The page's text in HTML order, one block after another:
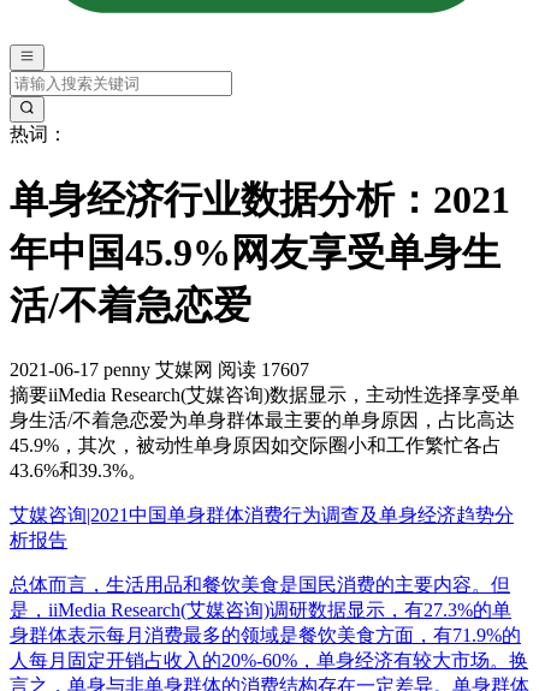
热词：
单身经济行业数据分析：2021
年中国45.9%网友享受单身生
活/不着急恋爱
2021-06-17 penny 艾媒网 阅读 17607
摘要iiMedia Research(艾媒咨询)数据显示，主动性选择享受单
身生活/不着急恋爱为单身群体最主要的单身原因，占比高达
45.9%，其次，被动性单身原因如交际圈小和工作繁忙各占
43.6%和39.3%。
艾媒咨询|2021中国单身群体消费行为调查及单身经济趋势分
析报告
总体而言，生活用品和餐饮美食是国民消费的主要内容。但
是，iiMedia Research(艾媒咨询)调研数据显示，有27.3%的单
身群体表示每月消费最多的领域是餐饮美食方面，有71.9%的
人每月固定开销占收入的20%-60%，单身经济有较大市场。换
言之，单身与非单身群体的消费结构存在一定差异。单身群体